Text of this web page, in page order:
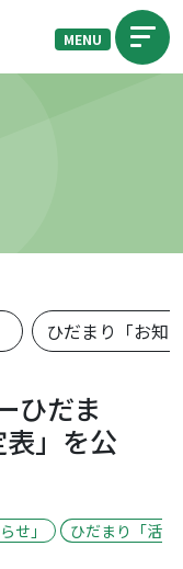
MENU
ひだまり「お知
ひだま
」を公
せ」
ひだまり「活